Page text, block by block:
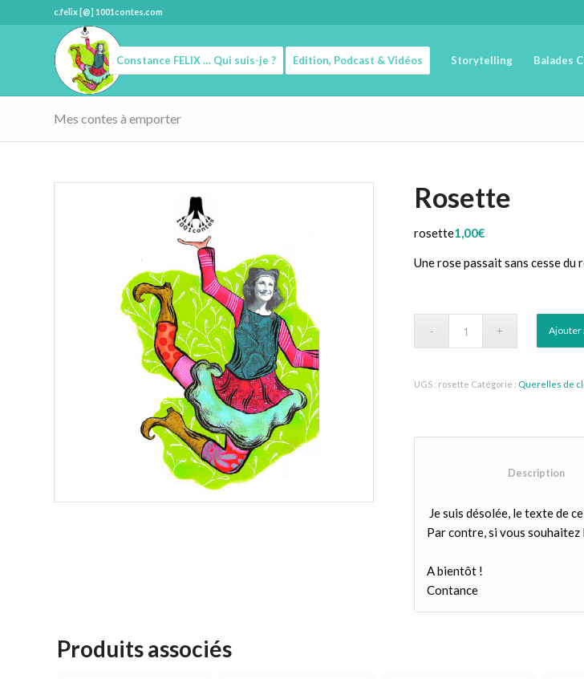
c.felix [@] 1001contes.com
Constance FELIX … Qui suis-je ? Edition, Podcast & Vidéos Storytelling Balades
Mes contes à emporter
Rosette
rosette1,00€
Une rose passait sans cesse
Ajouter
UGS : rosette Catégorie : Querelles de
Je suis désolée, le texte de
Par contre, si vous souhaitez
A bientôt !
Contance
Produits associés